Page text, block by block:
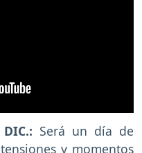
Será un día de
y momentos